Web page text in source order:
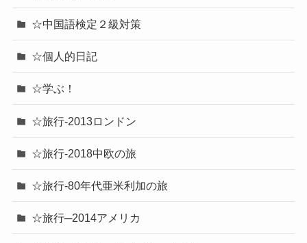
☆中国語検定２級対策
☆個人的日記
☆学ぶ！
☆旅行-2013ロンドン
☆旅行-2018中欧の旅
☆旅行-80年代亜米利加の旅
☆旅行─2014アメリカ